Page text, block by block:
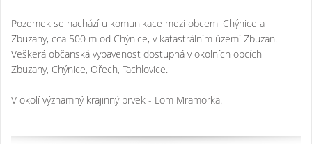
Pozemek se nachází u komunikace mezi obcemi Chýnice a
Zbuzany, cca 500 m od Chýnice, v katastrálním území Zbuzan.
Veškerá občanská vybavenost dostupná v okolních obcích
Zbuzany, Chýnice, Ořech, Tachlovice.
V okolí významný krajinný prvek - Lom Mramorka.